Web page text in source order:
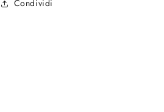
Condividi